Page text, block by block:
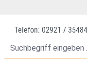
Telefon: 02921 /